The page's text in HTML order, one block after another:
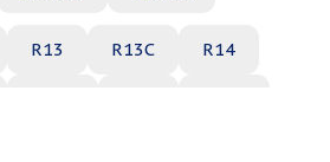
R13 R13C R14